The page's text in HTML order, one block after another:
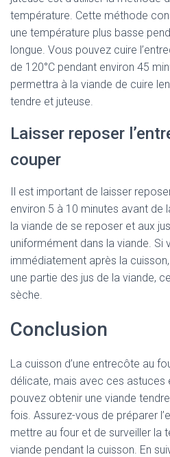
température. Cette méthode
une température plus basse
longue. Vous pouvez cuire
de 120°C pendant environ 45
permettra à la viande de cuire
tendre et juteuse.
Laisser reposer
couper
Il est important de laisser
environ 5 à 10 minutes avant de
la viande de se reposer et aux
uniformément dans la viande. Si
immédiatement après la
une partie des jus de la viande,
sèche.
Conclusion
La cuisson d’une entrecôte au
délicate, mais avec ces astuces
pouvez obtenir une viande
fois. Assurez-vous de préparer
mettre au four et de surveiller la
viande pendant la cuisson. En